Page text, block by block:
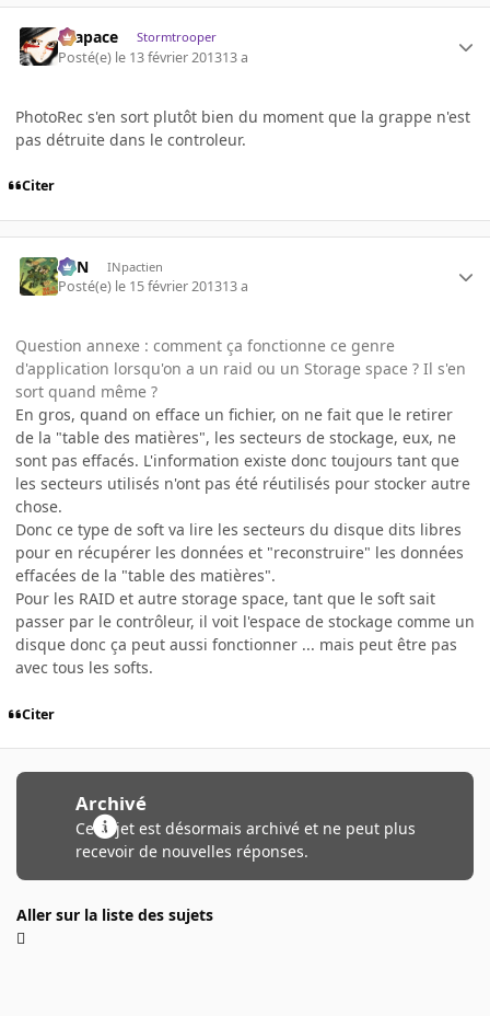
Krapace Stormtrooper
Posté(e) le 13 février 201313 a
PhotoRec s'en sort plutôt bien du moment que la grappe n'est
pas détruite dans le controleur.
Citer
RFN INpactien
Posté(e) le 15 février 201313 a
Question annexe : comment ça fonctionne ce genre
d'application lorsqu'on a un raid ou un Storage space ? Il s'en
sort quand même ?
En gros, quand on efface un fichier, on ne fait que le retirer
de la "table des matières", les secteurs de stockage, eux, ne
sont pas effacés. L'information existe donc toujours tant que
les secteurs utilisés n'ont pas été réutilisés pour stocker autre
chose.
Donc ce type de soft va lire les secteurs du disque dits libres
pour en récupérer les données et "reconstruire" les données
effacées de la "table des matières".
Pour les RAID et autre storage space, tant que le soft sait
passer par le contrôleur, il voit l'espace de stockage comme un
disque donc ça peut aussi fonctionner ... mais peut être pas
avec tous les softs.
Citer
Archivé
Ce sujet est désormais archivé et ne peut plus
recevoir de nouvelles réponses.
Aller sur la liste des sujets